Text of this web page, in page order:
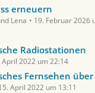
erneuern
Lena 19. Februar 2026
Radiostationen
April 2022 um 22:14
Fernsehen über
April 2022 um 13:11